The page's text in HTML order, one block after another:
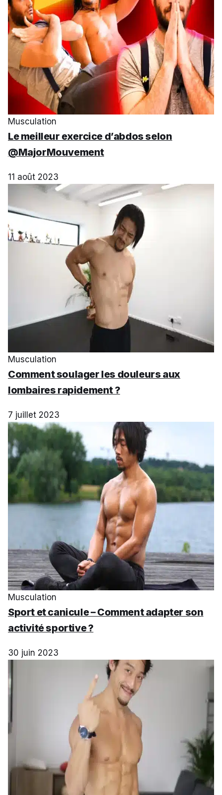
Musculation
Le meilleur exercice d’abdos selon
@MajorMouvement
11 août 2023
Musculation
Comment soulager les douleurs aux
lombaires rapidement ?
7 juillet 2023
Musculation
Sport et canicule – Comment adapter son
activité sportive ?
30 juin 2023